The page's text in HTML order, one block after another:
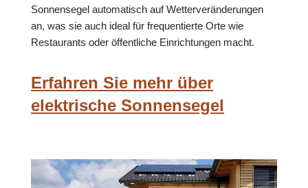
Sonnensegel automatisch auf Wetterveränderungen
an, was sie auch ideal für frequentierte Orte wie
Restaurants oder öffentliche Einrichtungen macht.
Erfahren Sie mehr über
elektrische Sonnensegel